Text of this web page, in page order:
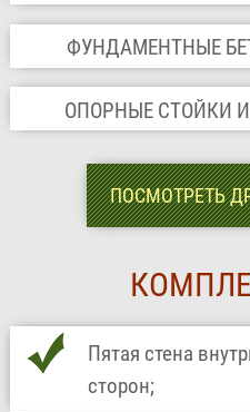
ФУНДАМЕНТНЫЕ
ОПОРНЫЕ СТОЙКИ
ПОСМОТРЕТЬ
Пятая стена
сторон;